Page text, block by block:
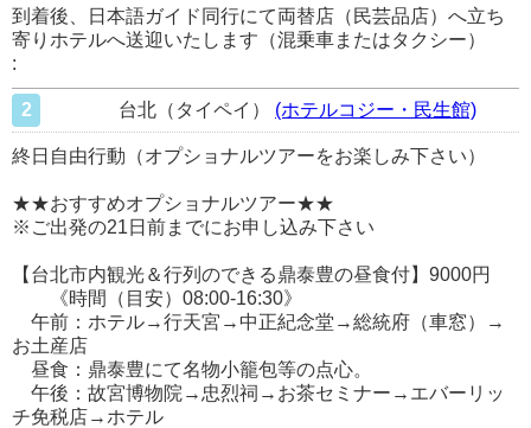
到着後、日本語ガイド同行にて両替店（民芸品店）へ立ち
寄りホテルへ送迎いたします（混乗車またはタクシー）
:
2 台北（タイペイ） (ホテルコジー・民生館)
終日自由行動（オプショナルツアーをお楽しみ下さい）
★★おすすめオプショナルツアー★★
※ご出発の21日前までにお申し込み下さい
【台北市内観光＆行列のできる鼎泰豊の昼食付】9000円
《時間（目安）08:00-16:30》
午前：ホテル→行天宮→中正紀念堂→総統府（車窓）→
お土産店
昼食：鼎泰豊にて名物小籠包等の点心。
午後：故宮博物院→忠烈祠→お茶セミナー→エバーリッ
チ免税店→ホテル